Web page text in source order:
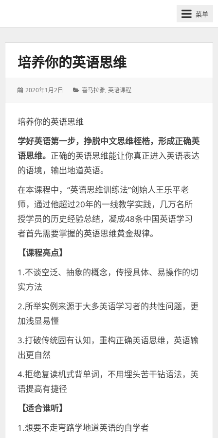
筹
群-
菜单
培养你的英语思维
发
2020年1月2日
分
喜马拉雅,英语课程
培养你的英语思维
学好英语第一步，挣脱中文思维桎梏，形成正确英
语思维。 正确的英语思维能让你真正进入英语表达
的语境，输出地道英语。
在本课程中，“英语思维训练法”创始人王乐平老
师，通过他超过20年的一线教学实践，几万名所
授学员的历史经验总结，凝成48条中国英语学习
者首先需要掌握的英语思维黄金规律。
【课程亮点】
1.不谈空泛、抽象的概念，传授具体、易操作的切
实方法
2.所举实例来源于大多英语学习者的共性问题，更
加浅显易懂
3.打破传统固有认知，重构正确英语思维，英语输
出更自然
4.拒绝复读机式背单词，不用埋头苦干钻语法，英
语提高有捷径
【适合谁听】
1.想要不走弯路学地道英语的自学者